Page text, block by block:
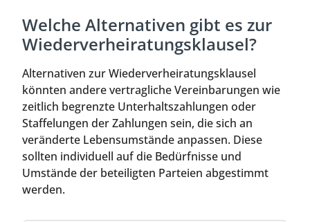
Welche Alternativen gibt es zur
Wiederverheiratungsklausel?
Alternativen zur Wiederverheiratungsklausel
könnten andere vertragliche Vereinbarungen wie
zeitlich begrenzte Unterhaltszahlungen oder
Staffelungen der Zahlungen sein, die sich an
veränderte Lebensumstände anpassen. Diese
sollten individuell auf die Bedürfnisse und
Umstände der beteiligten Parteien abgestimmt
werden.